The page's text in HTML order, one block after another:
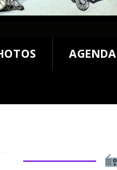
AGENDA